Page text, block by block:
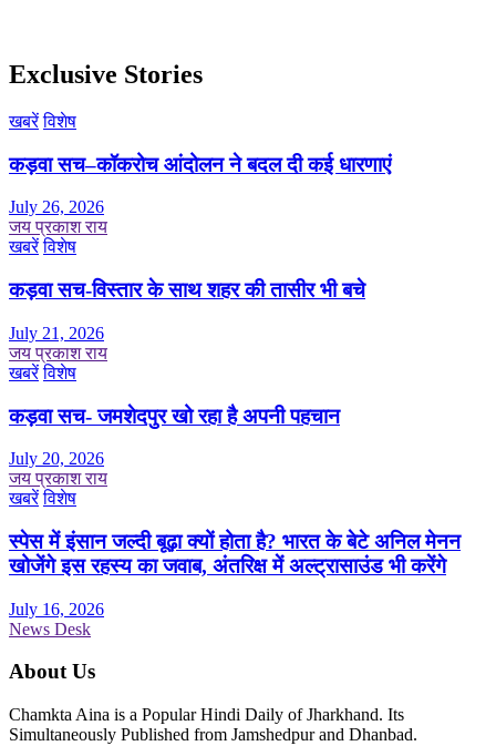
Exclusive Stories
खबरें विशेष
कड़वा सच–कॉकरोच आंदोलन ने बदल दी कई धारणाएं
July 26, 2026
जय प्रकाश राय
खबरें विशेष
कड़वा सच-विस्तार के साथ शहर की तासीर भी बचे
July 21, 2026
जय प्रकाश राय
खबरें विशेष
कड़वा सच- जमशेदपुर खो रहा है अपनी पहचान
July 20, 2026
जय प्रकाश राय
खबरें विशेष
स्पेस में इंसान जल्दी बूढ़ा क्यों होता है? भारत के बेटे अनिल मेनन
खोजेंगे इस रहस्य का जवाब, अंतरिक्ष में अल्ट्रासाउंड भी करेंगे
July 16, 2026
News Desk
About Us
Chamkta Aina is a Popular Hindi Daily of Jharkhand. Its
Simultaneously Published from Jamshedpur and Dhanbad.